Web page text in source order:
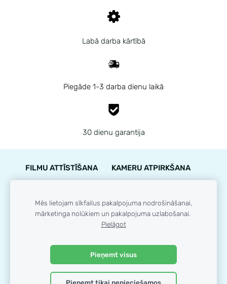
Labā darba kārtībā
Piegāde 1-3 darba dienu laikā
30 dienu garantija
FILMU ATTĪSTĪŠANA
KAMERU ATPIRKŠANA
STĀVOKĻA NOVĒRTĒJUMS
LOJALITĀTES PROGRAMMA
SĪKDATNES
© 35mm.lv
Mēs lietojam sīkfailus pakalpojuma nodrošināšanai,
mārketinga nolūkiem un pakalpojuma uzlabošanai.
Pielāgot
Pieņemt visus